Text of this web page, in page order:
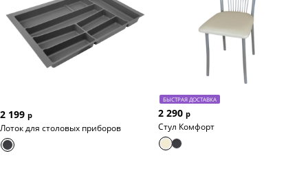
2 199 р
Лоток для столовых приборов
БЫСТРАЯ ДОСТАВКА
2 290 р
Стул Комфорт